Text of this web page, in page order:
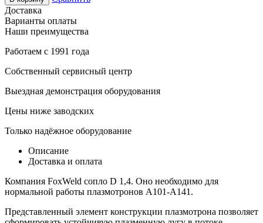
Доставка
Варианты оплаты
Наши преимущества
Работаем с 1991 года
Собственный сервисный центр
Выездная демонстрация оборудования
Цены ниже заводских
Только надёжное оборудование
Описание
Доставка и оплата
Компания FoxWeld сопло D 1,4. Оно необходимо для
нормальной работы плазмотронов A101-A141.
Представленный элемент конструкции плазмотрона позволяет